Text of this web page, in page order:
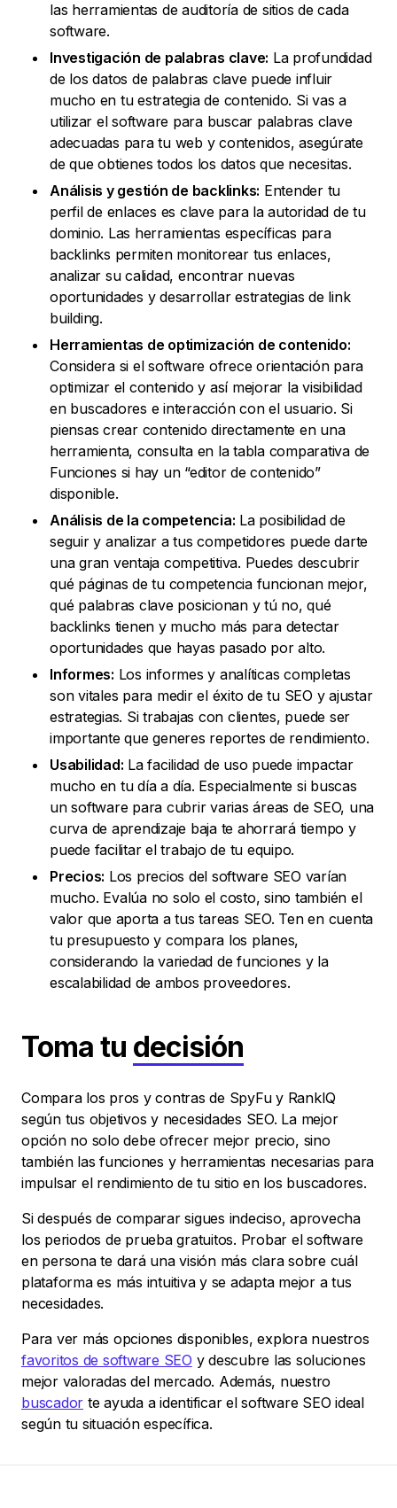
las herramientas de auditoría de sitios de cada
software.
Investigación de palabras clave: La profundidad
de los datos de palabras clave puede influir
mucho en tu estrategia de contenido. Si vas a
utilizar el software para buscar palabras clave
adecuadas para tu web y contenidos, asegúrate
de que obtienes todos los datos que necesitas.
Análisis y gestión de backlinks: Entender tu
perfil de enlaces es clave para la autoridad de tu
dominio. Las herramientas específicas para
backlinks permiten monitorear tus enlaces,
analizar su calidad, encontrar nuevas
oportunidades y desarrollar estrategias de link
building.
Herramientas de optimización de contenido:
Considera si el software ofrece orientación para
optimizar el contenido y así mejorar la visibilidad
en buscadores e interacción con el usuario. Si
piensas crear contenido directamente en una
herramienta, consulta en la tabla comparativa de
Funciones si hay un “editor de contenido”
disponible.
Análisis de la competencia: La posibilidad de
seguir y analizar a tus competidores puede darte
una gran ventaja competitiva. Puedes descubrir
qué páginas de tu competencia funcionan mejor,
qué palabras clave posicionan y tú no, qué
backlinks tienen y mucho más para detectar
oportunidades que hayas pasado por alto.
Informes: Los informes y analíticas completas
son vitales para medir el éxito de tu SEO y ajustar
estrategias. Si trabajas con clientes, puede ser
importante que generes reportes de rendimiento.
Usabilidad: La facilidad de uso puede impactar
mucho en tu día a día. Especialmente si buscas
un software para cubrir varias áreas de SEO, una
curva de aprendizaje baja te ahorrará tiempo y
puede facilitar el trabajo de tu equipo.
Precios: Los precios del software SEO varían
mucho. Evalúa no solo el costo, sino también el
valor que aporta a tus tareas SEO. Ten en cuenta
tu presupuesto y compara los planes,
considerando la variedad de funciones y la
escalabilidad de ambos proveedores.
Toma tu decisión
Compara los pros y contras de SpyFu y RankIQ
según tus objetivos y necesidades SEO. La mejor
opción no solo debe ofrecer mejor precio, sino
también las funciones y herramientas necesarias para
impulsar el rendimiento de tu sitio en los buscadores.
Si después de comparar sigues indeciso, aprovecha
los periodos de prueba gratuitos. Probar el software
en persona te dará una visión más clara sobre cuál
plataforma es más intuitiva y se adapta mejor a tus
necesidades.
Para ver más opciones disponibles, explora nuestros
favoritos de software SEO y descubre las soluciones
mejor valoradas del mercado. Además, nuestro
buscador te ayuda a identificar el software SEO ideal
según tu situación específica.